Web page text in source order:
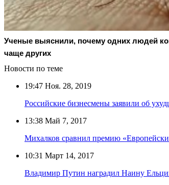
Ученые выяснили, почему одних людей
чаще других
Новости по теме
19:47 Ноя. 28, 2019
Российские бизнесмены заявили об
13:38 Май 7, 2017
Михалков сравнил премию
10:31 Март 14, 2017
Владимир Путин наградил Наину